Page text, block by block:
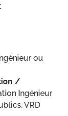
ou
/
Ingénieur
VRD